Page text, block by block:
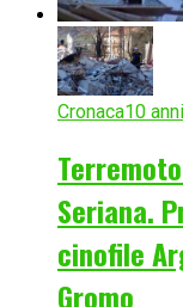
Cronaca10
Seriana.
cinofile
Gromo